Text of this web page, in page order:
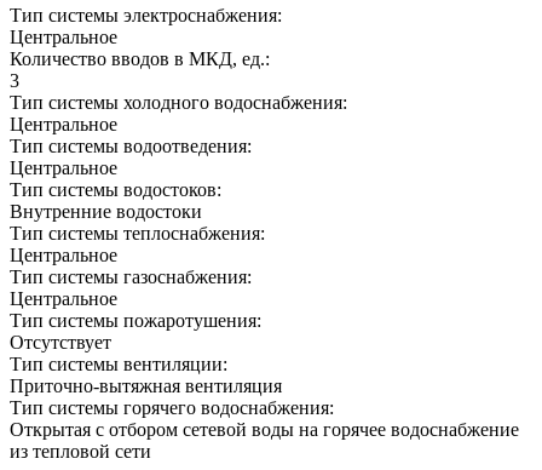
Тип системы электроснабжения:
Центральное
Количество вводов в МКД, ед.:
3
Тип системы холодного водоснабжения:
Центральное
Тип системы водоотведения:
Центральное
Тип системы водостоков:
Внутренние водостоки
Тип системы теплоснабжения:
Центральное
Тип системы газоснабжения:
Центральное
Тип системы пожаротушения:
Отсутствует
Тип системы вентиляции:
Приточно-вытяжная вентиляция
Тип системы горячего водоснабжения:
Открытая с отбором сетевой воды на горячее водоснабжение
из тепловой сети